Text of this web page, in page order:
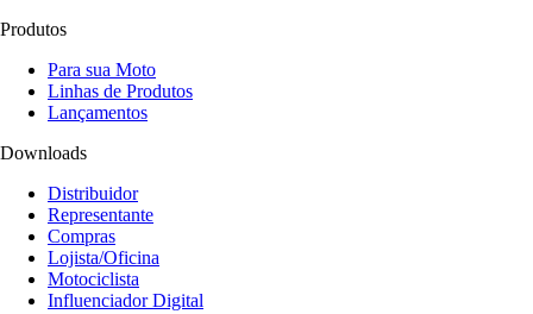
Produtos
Para sua Moto
Linhas de Produtos
Lançamentos
Downloads
Distribuidor
Representante
Compras
Lojista/Oficina
Motociclista
Influenciador Digital